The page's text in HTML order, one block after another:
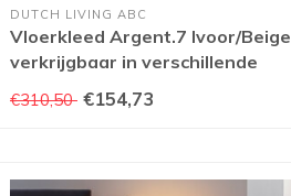
DUTCH LIVING ABC
Vloerkleed Argent.7 Ivoor/Beige
verkrijgbaar in verschillende
afmetingen
€310,50 €154,73